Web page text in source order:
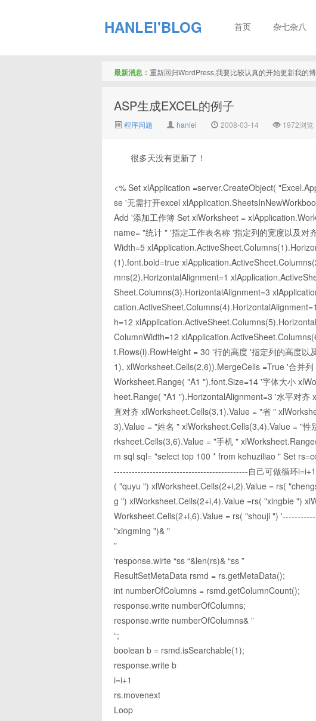
HANLEI'BLOG 首页 杂七杂八
最新消息： 重新回归WordPress,我要比较认真的开始更新我的博
ASP生成EXCEL的例子
程序问题 hanlei 2008-03-14 1972浏览
很多天没有更新了！
<% Set xlApplication =server.CreateObject(
se '无需打开excel
Add '添加工作簿 Set xlWorksheet =
name= "统计 " '指定工作表名称 '指定列的宽度以及
Width=5
(1).font.bold=true
mns(2).HorizontalAlignment=1
Sheet.Columns(3).HorizontalAlignment=3
h=12
ColumnWidth=12
t.Rows(i).RowHeight = 30 '行的高度 '指定列的高度
1), xlWorksheet.Cells(2,6)).MergeCells =True '合并
Worksheet.Range( "A1 ").font.Size=14 '字体大小
heet.Range( "A1 ").HorizontalAlignment=3 '水平对
直对齐 xlWorksheet.Cells(3,1).Value = "省 "
3).Value = "姓名 " xlWorksheet.Cells(3,4).Value = "
rksheet.Cells(3,6).Value = "手机 "
m sql sql= "select top 100 * from kehuziliao " Set
---------------------------------------------自己可做循环
( "quyu ") xlWorksheet.Cells(2+i,2).Value = rs(
g ") xlWorksheet.Cells(2+i,4).Value =rs( "xingbie ")
Worksheet.Cells(2+i,6).Value = rs( "shouji ")
"xingming ")& "
”
‘response.wirte “ss “&len(rs)& “ss ”
ResultSetMetaData rsmd = rs.getMetaData();
int numberOfColumns = rsmd.getColumnCount();
response.write numberOfColumns;
response.write numberOfColumns& ”
“;
boolean b = rsmd.isSearchable(1);
response.write b
i=i+1
rs.movenext
Loop